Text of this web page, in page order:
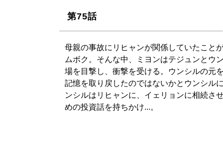
第75話
母親の事故にリヒャンが関係していたこと
ムボク。そんな中、ミヨンはテジュンとウ
場を目撃し、衝撃を受ける。ウンシルの元
記憶を取り戻したのではないかとウンシル
ンシルはリヒャンに、イェリョンに相続さ
めの投資話を持ちかけ...。